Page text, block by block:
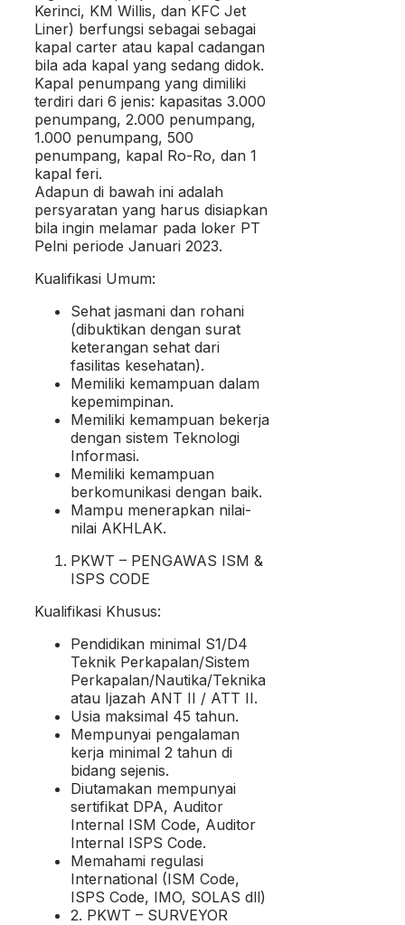
Kerinci, KM Willis, dan KFC Jet
Liner) berfungsi sebagai sebagai
kapal carter atau kapal cadangan
bila ada kapal yang sedang didok.
Kapal penumpang yang dimiliki
terdiri dari 6 jenis: kapasitas 3.000
penumpang, 2.000 penumpang,
1.000 penumpang, 500
penumpang, kapal Ro-Ro, dan 1
kapal feri.
Adapun di bawah ini adalah
persyaratan yang harus disiapkan
bila ingin melamar pada loker PT
Pelni periode Januari 2023.
Kualifikasi Umum:
Sehat jasmani dan rohani
(dibuktikan dengan surat
keterangan sehat dari
fasilitas kesehatan).
Memiliki kemampuan dalam
kepemimpinan.
Memiliki kemampuan bekerja
dengan sistem Teknologi
Informasi.
Memiliki kemampuan
berkomunikasi dengan baik.
Mampu menerapkan nilai-
nilai AKHLAK.
PKWT – PENGAWAS ISM &
ISPS CODE
Kualifikasi Khusus:
Pendidikan minimal S1/D4
Teknik Perkapalan/Sistem
Perkapalan/Nautika/Teknika
atau Ijazah ANT II / ATT II.
Usia maksimal 45 tahun.
Mempunyai pengalaman
kerja minimal 2 tahun di
bidang sejenis.
Diutamakan mempunyai
sertifikat DPA, Auditor
Internal ISM Code, Auditor
Internal ISPS Code.
Memahami regulasi
International (ISM Code,
ISPS Code, IMO, SOLAS dll)
2. PKWT – SURVEYOR